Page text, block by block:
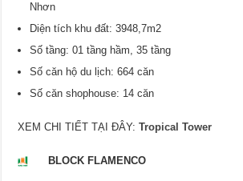
Nhơn
Diện tích khu đất: 3948,7m2
Số tầng: 01 tầng hầm, 35 tầng
Số căn hộ du lịch: 664 căn
Số căn shophouse: 14 căn
XEM CHI TIẾT TẠI ĐÂY:Tropical Tower
BLOCK FLAMENCO